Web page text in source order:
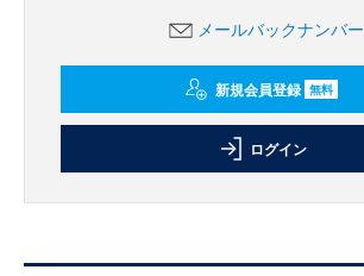
メールバックナンバー
新規会員登録 無料
ログイン